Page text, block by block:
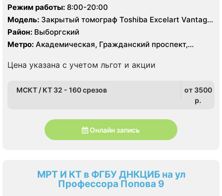
Режим работы: 8:00-20:00
Модель: Закрытый томограф Toshiba Excelart Vantage
1.5 Тесла, КТ Toshiba Aquilion 32 среза, КТ Toshiba
Prime 160 срезов
Район: Выборгский
Метро: Академическая, Гражданский проспект,
Площадь Мужества, Политехническая, Проспект
Просвещения
Цена указана с учетом льгот и акции
МСКТ / КТ 32 - 160 срезов
от 3500
p.
Онлайн запись
МРТ И КТ в ФГБУ ДНКЦИБ на ул
Профессора Попова 9